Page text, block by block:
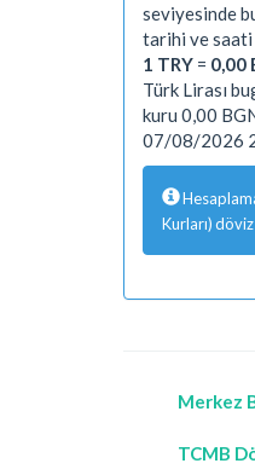
seviyesinde
tarihi ve
1 TRY = 0,00
Türk Lirası
kuru 0,00
07/08/2026
Kurları)
Merkez
TCMB